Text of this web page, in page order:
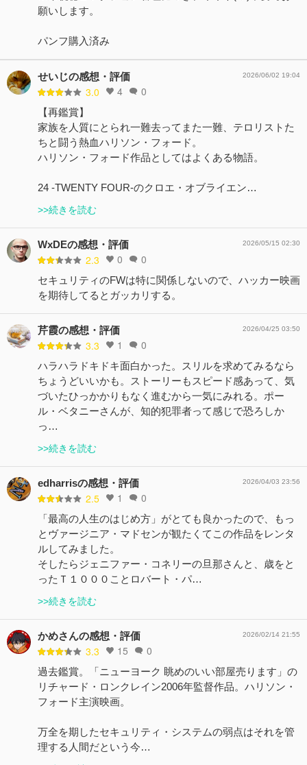
願いします。
パンフ購入済み
せいじの感想・評価
3.0 4 0
2026/06/02 19:04
【再鑑賞】
家族を人質にとられ一難去ってまた一難、テロリストた
ちと闘う熱血ハリソン・フォード。
ハリソン・フォード作品としてはよくある物語。
24 -TWENTY FOUR-のクロエ・オブライエン…
>>続きを読む
WxDEの感想・評価
2.3 0 0
2026/05/15 02:30
セキュリティのFWは特に関係しないので、ハッカー映画
を期待してるとガッカリする。
芹霞の感想・評価
3.3 1 0
2026/04/25 03:50
ハラハラドキドキ面白かった。スリルを求めてみるなら
ちょうどいいかも。ストーリーもスピード感あって、気
づいたひっかかりもなく進むから一気にみれる。ポー
ル・ベタニーさんが、知的犯罪者って感じで恐ろしか
っ…
>>続きを読む
edharrisの感想・評価
2.5 1 0
2026/04/03 23:56
「最高の人生のはじめ方」がとても良かったので、もっ
とヴァージニア・マドセンが観たくてこの作品をレンタ
ルしてみました。
そしたらジェニファー・コネリーの旦那さんと、歳をと
ったＴ１０００ことロバート・パ…
>>続きを読む
かめさんの感想・評価
3.3 15 0
2026/02/14 21:55
過去鑑賞。「ニューヨーク 眺めのいい部屋売ります」の
リチャード・ロンクレイン2006年監督作品。ハリソン・
フォード主演映画。
万全を期したセキュリティ・システムの弱点はそれを管
理する人間だという今…